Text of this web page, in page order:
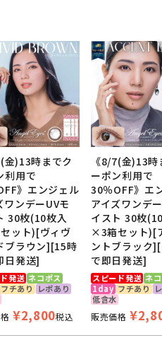
れいに見せるためのレンズです
が特徴です！！
っきりするくらいの仕上がり
たが
人感ゼロで毎日お使いいただけま
る方にはぜひ使ってみてほし
ズワンデーUVモイスト
ワンデー
金)13時までク
利用で
》エンジェル
ワンデーUVモ
30枚(10枚入
ット)[ヴィヴ
ブラウン][15時
日発送]
発送 ネコポス
フチあり
レポあり
¥2,800税込
《8/7(金)13時
ーポン利用で
30％OFF》エ
アイズワンデ
イスト 30枚
×3箱セット)[
ントブラック
で即日発送]
スピード発送 ネ
1day フチあり
低含水
販売価格 ¥